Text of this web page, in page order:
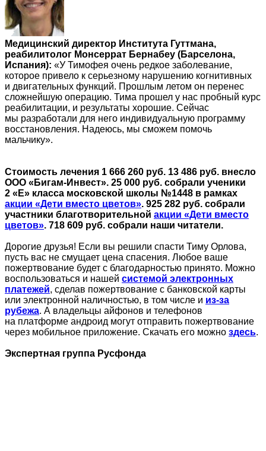
Медицинский директор Института Гуттмана,
реабилитолог Монсеррат Бернабеу (Барселона,
Испания): «У Тимофея очень редкое заболевание,
которое привело к серьезному нарушению когнитивных
и двигательных функций. Прошлым летом он перенес
сложнейшую операцию. Тима прошел у нас пробный курс
реабилитации, и результаты хорошие. Сейчас
мы разработали для него индивидуальную программу
восстановления. Надеюсь, мы сможем помочь
мальчику».
Стоимость лечения 1 666 260 руб. 13 486 руб. внесло
ООО «Бигам-Инвест». 25 000 руб. собрали ученики
2 «Е» класса московской школы №1448 в рамках
акции «Дети вместо цветов». 925 282 руб. собрали
участники благотворительной акции «Дети вместо
цветов». 718 609 руб. собрали наши читатели.
Дорогие друзья! Если вы решили спасти Тиму Орлова,
пусть вас не смущает цена спасения. Любое ваше
пожертвование будет с благодарностью принято. Можно
воспользоваться и нашей системой электронных
платежей, сделав пожертвование с банковской карты
или электронной наличностью, в том числе и из-за
рубежа. А владельцы айфонов и телефонов
на платформе андроид могут отправить пожертвование
через мобильное приложение. Скачать его можно здесь.
Экспертная группа Русфонда